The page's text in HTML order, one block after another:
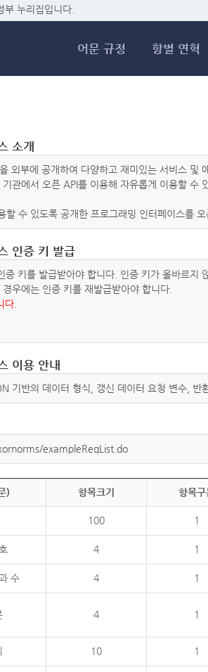
부 누리집입니다.
어문 규정 항별 연혁
소개
외부에 공개하여 다양하고 재미있는 서비스 및
관에서 오픈 API를 이용해 자유롭게 이용할 수
수 있도록 공개한 프로그래밍 인터페이스를 오
인증 키 발급
키를 발급받아야 합니다. 인증 키가 올바르지
우에는 인증 키를 재발급받아야 합니다.
다.
이용 안내
기반의 데이터 형식, 갱신 데이터 요청 변수, 반
exampleReqList.do
) 항목크기 항목구
100 1
4 1
수 4 1
4 1
10 1